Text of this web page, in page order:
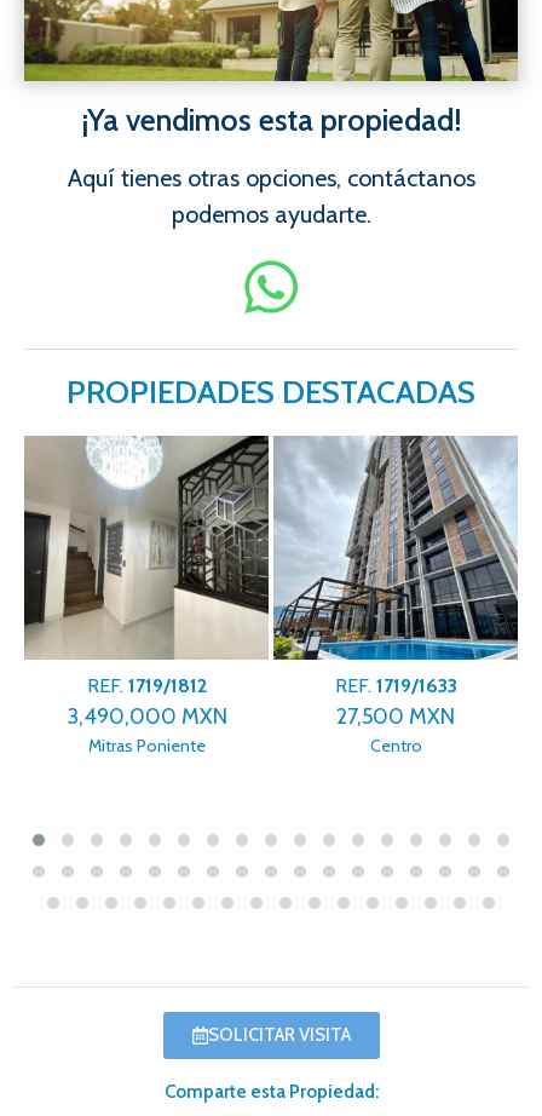
¡Ya vendimos esta propiedad!
Aquí tienes otras opciones, contáctanos
podemos ayudarte.
PROPIEDADES DESTACADAS
REF.1719/1633
27,500 MXN
Centro
REF.1719/1779
9,400,000 MXN
Jardín de las Torres
SOLICITAR VISITA
Comparte esta Propiedad: